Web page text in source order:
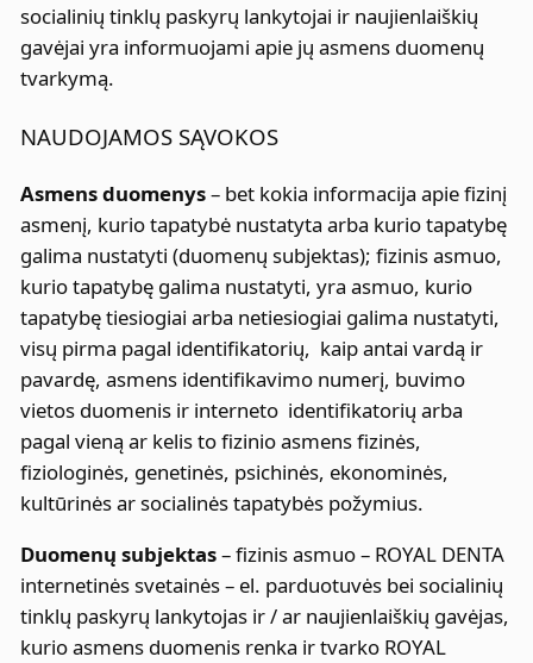
socialinių tinklų paskyrų lankytojai ir naujienlaiškių
gavėjai yra informuojami apie jų asmens duomenų
tvarkymą.
NAUDOJAMOS SĄVOKOS
Asmens duomenys– bet kokia informacija apie fizinį
asmenį, kurio tapatybė nustatyta arba kurio tapatybę
galima nustatyti (duomenų subjektas); fizinis asmuo,
kurio tapatybę galima nustatyti, yra asmuo, kurio
tapatybę tiesiogiai arba netiesiogiai galima nustatyti,
visų pirma pagal identifikatorių, kaip antai vardą ir
pavardę, asmens identifikavimo numerį, buvimo
vietos duomenis ir interneto identifikatorių arba
pagal vieną ar kelis to fizinio asmens fizinės,
fiziologinės, genetinės, psichinės, ekonominės,
kultūrinės ar socialinės tapatybės požymius.
Duomenų subjektas– fizinis asmuo – ROYAL DENTA
internetinės svetainės – el. parduotuvės bei socialinių
tinklų paskyrų lankytojas ir / ar naujienlaiškių gavėjas,
kurio asmens duomenis renka ir tvarko ROYAL